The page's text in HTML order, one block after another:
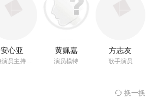
20240907
2024122
安心亚
模特演员主持人歌手
黄姵嘉
演员模特
方志友
歌手演员
换一换